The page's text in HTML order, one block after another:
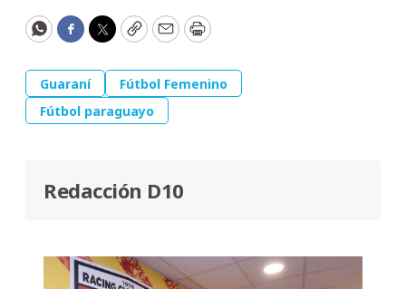
WhatsApp
Facebook
Twitter
CopyEmailPrint
Guaraní
Fútbol Femenino
Fútbol paraguayo
Redacción D10